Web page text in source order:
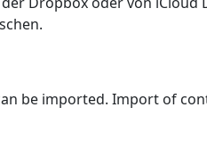
be imported. Import of